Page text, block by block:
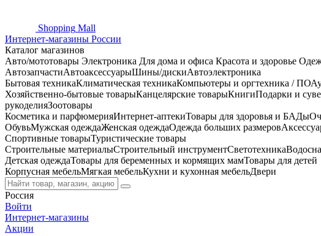
Shopping Mall
Интернет-магазины России
Каталог магазинов
Авто/мототовары Электроника Для дома и офиса Красота и здоровье
АвтозапчастиАвтоаксессуарыШины/дискиАвтоэлектроника
Бытовая техникаКлиматическая техникаКомпьютеры и оргтехника / ПО
Хозяйственно-бытовые товарыКанцелярские товарыКнигиПодарки и
рукоделияЗоотовары
Косметика и парфюмерияИнтернет-аптекиТовары для здоровья и БАДы
ОбувьМужская одеждаЖенская одеждаОдежда больших размеров
Спортивные товарыТуристические товары
Строительные материалыСтроительный инструментСветотехника
Детская одеждаТовары для беременных и кормящих мамТовары для детей
Корпусная мебельМягкая мебельКухни и кухонная мебельДвери
Россия
Войти
Интернет-магазины
Акции